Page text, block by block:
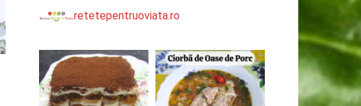
retetepentruoviata.ro